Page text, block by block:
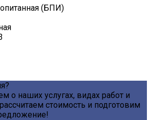
(БПИ)
о наших услугах, видах работ и
стоимость и подготовим